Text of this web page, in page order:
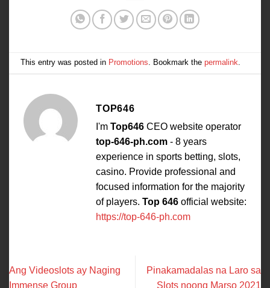
This entry was posted in Promotions . Bookmark thepermalink
TOP646
I'm Top646 CEO website operator
top-646-ph.com - 8 years
experience in sports betting, slots,
casino. Provide professional and
focused information for the majority
of players. Top 646 official website:
https://top-646-ph.com
Ang Videoslots ay Naging
Immense Group
Pinakamadalas na Laro sa
Slots noong Marso 2021